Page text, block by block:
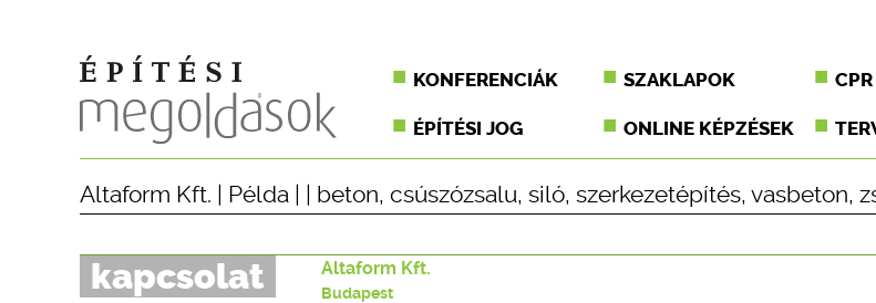
KONFERENCIÁK SZAKLAPOK
ÉPÍTÉSI JOG ONLINE KÉPZÉSEK
Altaform Kft. Példa beton, csúszózsalu, siló, szerkezetépítés, vasbeton,
kapcsolat Altaform Kft.
Budapest